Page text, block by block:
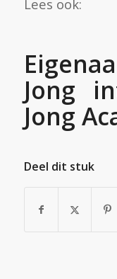
Lees ook:
Jong
Jong
Deel dit stuk